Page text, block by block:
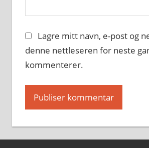
Lagre mitt navn, e-post og
denne nettleseren for neste
kommenterer.